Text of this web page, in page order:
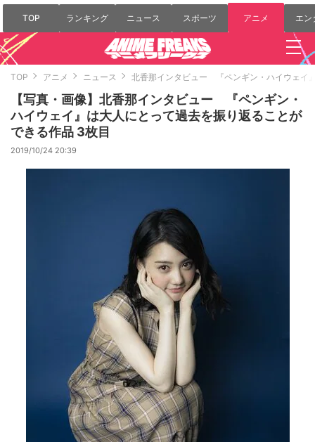
TOP ランキング ニュース スポーツ アニメ エン
TOP アニメ ニュース 北香那インタビュー 『ペンギン・ハイウェイ
【写真・画像】北香那インタビュー 『ペンギン・
ハイウェイ』は大人にとって過去を振り返ることが
できる作品 3枚目
2019/10/24 20:39